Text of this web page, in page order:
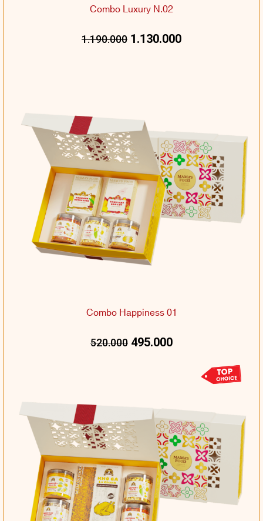
Combo Luxury N.02
1.190.000 1.130.000
Combo Happiness 01
520.000 495.000